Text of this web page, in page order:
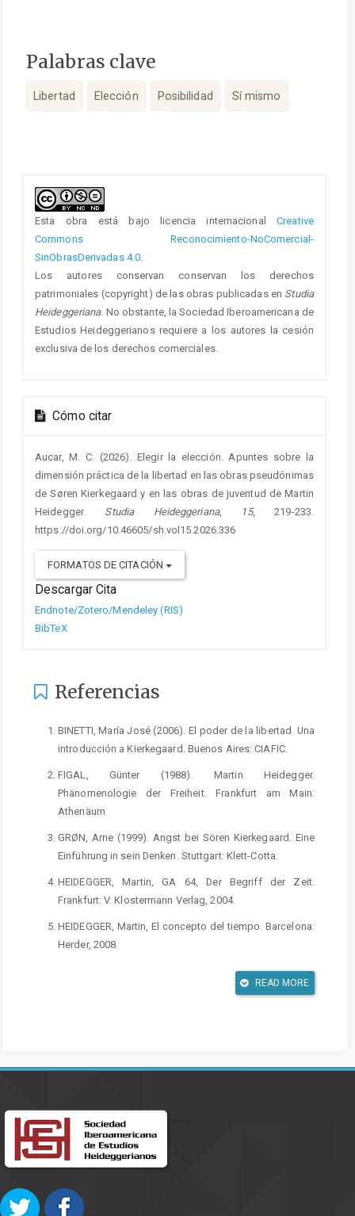
Palabras clave
Libertad Elección Posibilidad Sí mismo
del
artículo
Esta obra está bajo licencia internacionalCreative
Commons Reconocimiento-NoComercial-
SinObrasDerivadas 4.0.
Los autores conservan conservan los derechos
patrimoniales (copyright) de las obras publicadas en Studia
Heideggeriana. No obstante, la Sociedad Iberoamericana de
Estudios Heideggerianos requiere a los autores la cesión
exclusiva de los derechos comerciales.
Cómo citar
Aucar, M. C. (2026). Elegir la elección. Apuntes sobre la
dimensión práctica de la libertad en las obras pseudónimas
de Søren Kierkegaard y en las obras de juventud de Martin
Heidegger. Studia Heideggeriana, 15, 219-233.
https://doi.org/10.46605/sh.vol15.2026.336
FORMATOS DE CITACIÓN
Descargar Cita
Endnote/Zotero/Mendeley (RIS)
BibTeX
Referencias
BINETTI, María José (2006). El poder de la libertad. Una
introducción a Kierkegaard. Buenos Aires: CIAFIC.
FIGAL, Günter (1988). Martin Heidegger.
Phänomenologie der Freiheit. Frankfurt am Main:
Athenäum.
GRØN, Arne (1999). Angst bei Sören Kierkegaard. Eine
Einführung in sein Denken. Stuttgart: Klett-Cotta.
HEIDEGGER, Martin, GA 64, Der Begriff der Zeit.
Frankfurt: V. Klostermann Verlag, 2004.
HEIDEGGER, Martin, El concepto del tiempo. Barcelona:
Herder, 2008.
HEIDEGGER, Martin, GA 2, Sein und Zeit. Frankfurt: V.
fragmento de vida II. Madrid: Trotta.
KUDER, Paul (2015). Heideggers Kierkegaard. Dresden:
Nomos.
ROCCA, Ettore (2020). Kierkegaard. Secreto y
testimonio. Madrid: Universidad Pontificia Comillas.
READ MORE